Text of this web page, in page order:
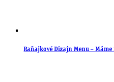
Raňajkové Dizajn Menu –